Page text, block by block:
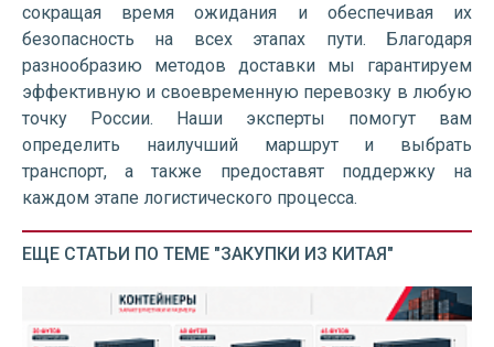
сокращая время ожидания и обеспечивая их
безопасность на всех этапах пути. Благодаря
разнообразию методов доставки мы гарантируем
эффективную и своевременную перевозку в любую
точку России. Наши эксперты помогут вам
определить наилучший маршрут и выбрать
транспорт, а также предоставят поддержку на
каждом этапе логистического процесса.
ЕЩЕ СТАТЬИ ПО ТЕМЕ "ЗАКУПКИ ИЗ КИТАЯ"